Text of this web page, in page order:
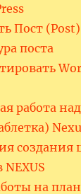
Пост (Post)
поста
работа
создания
NEXUS
на